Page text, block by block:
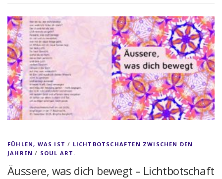
FÜHLEN, WAS IST / LICHTBOTSCHAFTEN ZWISCHEN DEN
JAHREN / SOUL ART.
Äussere, was dich bewegt – Lichtbotschaft